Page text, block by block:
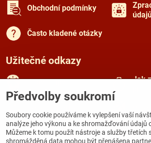
Obchodní podmínky
Často kladené otázky
Užitečné odkazy
Rady a tipy
Jak
Kamenná prodejna
Předvolby soukromí
Soubory cookie používáme k vylepšení vaší
analýze jeho výkonu a ke shromažďování údajů
Můžeme k tomu použít nástroje a služby třetích
shromážděná data mohou být přenášena